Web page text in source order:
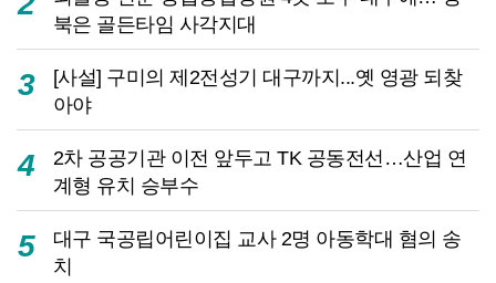
북은 골든타임 사각지대
3
[사설] 구미의 제2전성기 대구까지...옛 영광 되찾
아야
4
2차 공공기관 이전 앞두고 TK 공동전선…산업 연
계형 유치 승부수
5
대구 국공립어린이집 교사 2명 아동학대 혐의 송
치